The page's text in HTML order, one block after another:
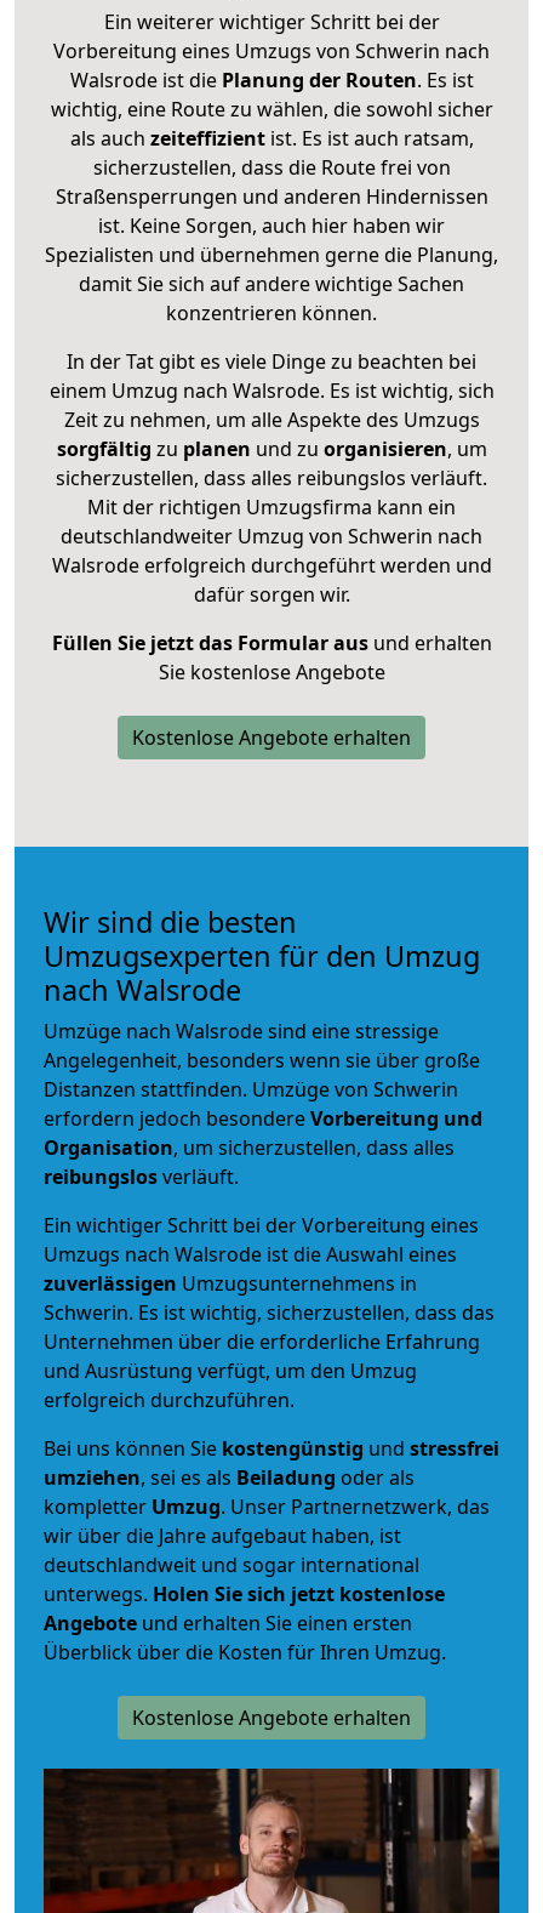
Ein weiterer wichtiger Schritt bei der
Vorbereitung eines Umzugs von Schwerin nach
Walsrode ist diePlanung der Routen. Es ist
wichtig, eine Route zu wählen, die sowohl sicher
als auch zeiteffizientist. Es ist auch ratsam,
sicherzustellen, dass die Route frei von
Straßensperrungen und anderen Hindernissen
ist. Keine Sorgen, auch hier haben wir
Spezialisten und übernehmen gerne die Planung,
damit Sie sich auf andere wichtige Sachen
konzentrieren können.
In der Tat gibt es viele Dinge zu beachten bei
einem Umzug nach Walsrode. Es ist wichtig, sich
Zeit zu nehmen, um alle Aspekte des Umzugs
sorgfältig zu planen und zu organisieren, um
sicherzustellen, dass alles reibungslos verläuft.
Mit der richtigen Umzugsfirma kann ein
deutschlandweiter Umzug von Schwerin nach
Walsrode erfolgreich durchgeführt werden und
dafür sorgen wir.
Füllen Sie jetzt das Formular ausund erhalten
Sie kostenlose Angebote
Kostenlose Angebote erhalten
Wir sind die besten
Umzugsexperten für den Umzug
nach Walsrode
Umzüge nach Walsrode sind eine stressige
Angelegenheit, besonders wenn sie über große
Distanzen stattfinden. Umzüge von Schwerin
erfordern jedoch besondereVorbereitung und
Organisation, um sicherzustellen, dass alles
reibungslosverläuft.
Ein wichtiger Schritt bei der Vorbereitung eines
Umzugs nach Walsrode ist die Auswahl eines
zuverlässigen Umzugsunternehmens in
Schwerin. Es ist wichtig, sicherzustellen, dass das
Unternehmen über die erforderliche Erfahrung
und Ausrüstung verfügt, um den Umzug
erfolgreich durchzuführen.
Bei uns können Sie kostengünstig und stressfrei
umziehen, sei es als Beiladung oder als
kompletter Umzug. Unser Partnernetzwerk, das
wir über die Jahre aufgebaut haben, ist
deutschlandweit und sogar international
unterwegs. Holen Sie sich jetzt kostenlose
Angebote und erhalten Sie einen ersten
Überblick über die Kosten für Ihren Umzug.
Kostenlose Angebote erhalten